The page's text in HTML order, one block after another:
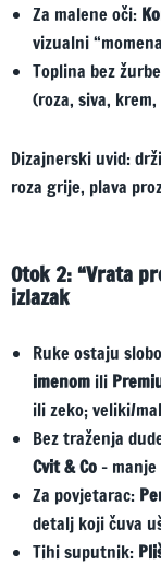
Za malene oči:
vizualni
Toplina bez
(roza, siva,
Dizajnerski uvid:
roza grije, plava
Otok 2: “Vrata
izlazak
Ruke ostaju
imenom ili
ili zeko; veliki/
Bez traženja
Cvit & Co–
Za povjetarac:
detalj koji čuva
Tihi suputnik: